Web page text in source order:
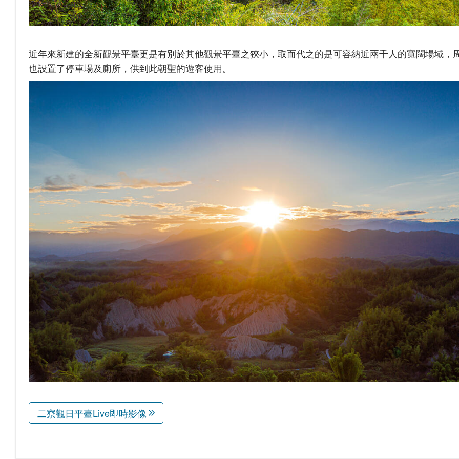
近年來新建的全新觀景平臺更是有別於其他觀景平臺之狹小，取而代之的是可容納近兩千人的寬闊場域，
也設置了停車場及廁所，供到此朝聖的遊客使用。
二寮觀日平臺Live即時影像